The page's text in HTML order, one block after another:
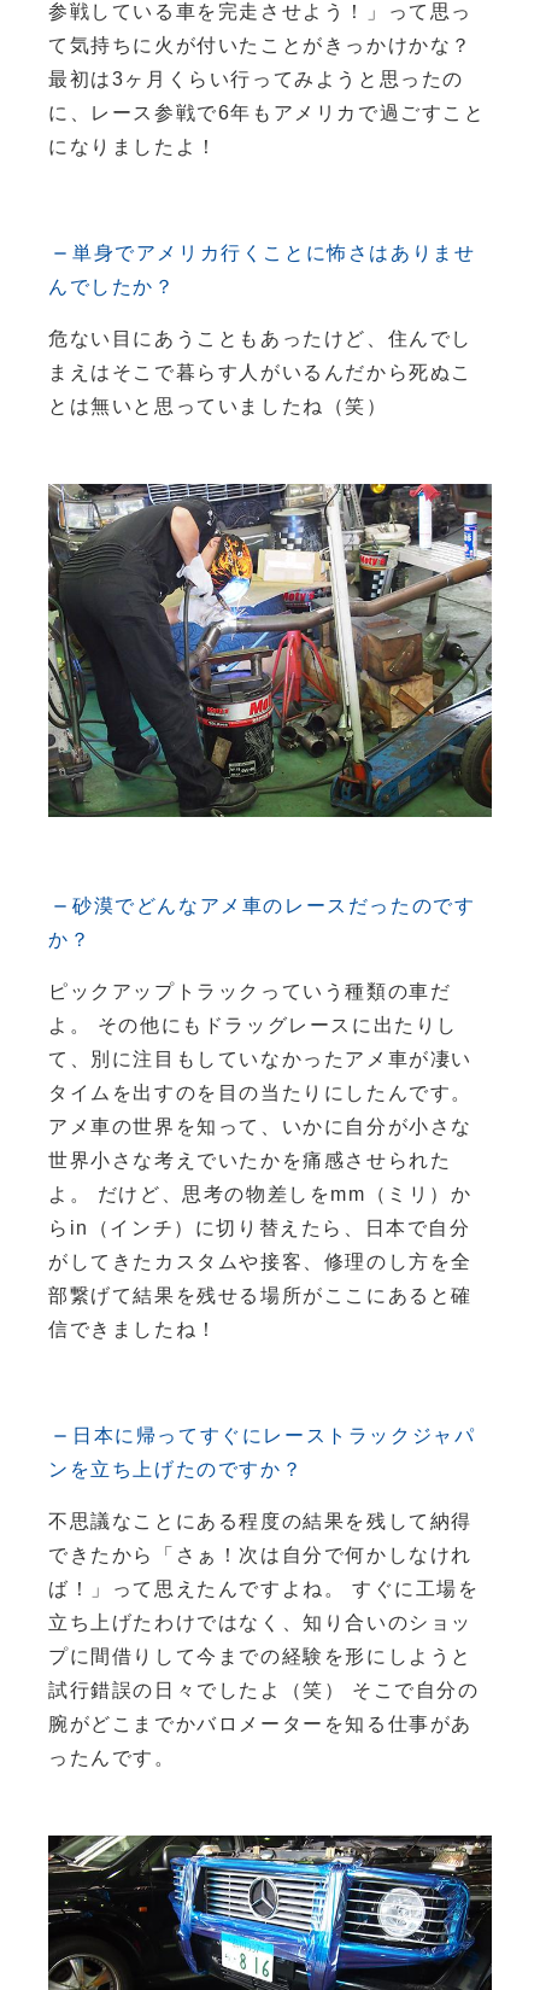
参戦している車を完走させよう！」って思っ
て気持ちに火が付いたことがきっかけかな？
最初は3ヶ月くらい行ってみようと思ったの
に、レース参戦で6年もアメリカで過ごすこと
になりましたよ！
単身でアメリカ行くことに怖さはありませ
んでしたか？
危ない目にあうこともあったけど、住んでし
まえはそこで暮らす人がいるんだから死ぬこ
とは無いと思っていましたね（笑）
砂漠でどんなアメ車のレースだったのです
か？
ピックアップトラックっていう種類の車だ
よ。 その他にもドラッグレースに出たりし
て、別に注目もしていなかったアメ車が凄い
タイムを出すのを目の当たりにしたんです。
アメ車の世界を知って、いかに自分が小さな
世界小さな考えでいたかを痛感させられた
よ。 だけど、思考の物差しをmm（ミリ）か
らin（インチ）に切り替えたら、日本で自分
がしてきたカスタムや接客、修理のし方を全
部繋げて結果を残せる場所がここにあると確
信できましたね！
日本に帰ってすぐにレーストラックジャパ
ンを立ち上げたのですか？
不思議なことにある程度の結果を残して納得
できたから「さぁ！次は自分で何かしなけれ
ば！」って思えたんですよね。 すぐに工場を
立ち上げたわけではなく、知り合いのショッ
プに間借りして今までの経験を形にしようと
試行錯誤の日々でしたよ（笑） そこで自分の
腕がどこまでかバロメーターを知る仕事があ
ったんです。